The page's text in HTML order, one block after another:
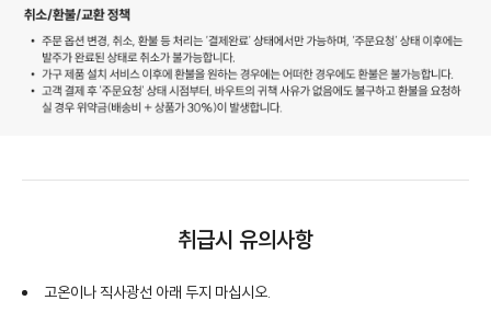
취급시 유의사항
고온이나 직사광선 아래 두지 마십시오.